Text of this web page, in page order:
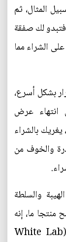
بسعر 1500 على سبيل المثال، ثم
الإعلان بذلة أخرى بسعر 1200، فتبدو لك صفقة
الشراء مما
بشكل أسرع،
انتهاء عرض
بالشراء
والخوف من
والسلطة
ما، إنه
ما يُطلق عليه "تأثير المعطف الأبيض" (White Lab